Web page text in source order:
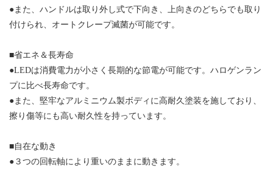
●また、ハンドルは取り外し式で下向き、上向きのどちらでも取り
付けられ、オートクレープ滅菌が可能です。
■省エネ＆長寿命
●LEDは消費電力が小さく長期的な節電が可能です。ハロゲンラン
プに比べ長寿命です。
●また、堅牢なアルミニウム製ボディに高耐久塗装を施しており、
擦り傷等にも高い耐久性を持っています。
■自在な動き
●３つの回転軸により重いのままに動きます。